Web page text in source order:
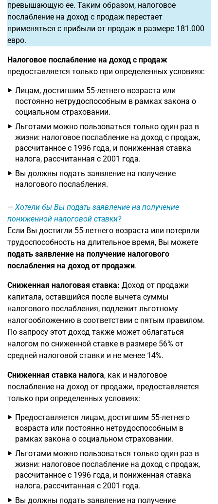
превышающую ее. Таким образом, налоговое
послабление на доход с продаж перестает
применяться с прибыли от продаж в размере 181.000
евро.
Налоговое послабление на доход с продаж
предоставляется только при определенных условиях:
Лицам, достигшим 55-летнего возраста или
постоянно нетрудоспособным в рамках закона о
социальном страховании.
Льготами можно пользоваться только один раз в
жизни: налоговое послабление на доход с продаж,
рассчитанное с 1996 года, и пониженная ставка
налога, рассчитанная с 2001 года.
Вы должны подать заявление на получение
налогового послабления.
Хотели бы Вы подать заявление на получение
пониженной налоговой ставки?
Если Вы достигли 55-летнего возраста или потеряли
трудоспособность на длительное время, Вы можете
подать заявление на получение налогового
послабления на доход от продажи.
Сниженная налоговая ставка: Доход от продажи
капитала, оставшийся после вычета суммы
налогового послабления, подлежит льготному
налогообложению в соответствии с пятым правилом.
По запросу этот доход также может облагаться
налогом по сниженной ставке в размере 56% от
средней налоговой ставки и не менее 14%.
Сниженная ставка налога, как и налоговое
послабление на доход от продажи, предоставляется
только при определенных условиях:
Предоставляется лицам, достигшим 55-летнего
возраста или постоянно нетрудоспособным в
рамках закона о социальном страховании.
Льготами можно пользоваться только один раз в
жизни: налоговое послабление на доход с продаж,
рассчитанное с 1996 года, и пониженная ставка
налога, рассчитанная с 2001 года.
Вы должны подать заявление на получение